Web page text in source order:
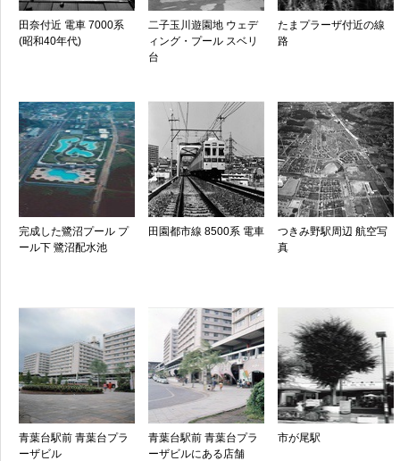
田奈付近 電車 7000系
(昭和40年代)
二子玉川遊園地 ウェデ
ィング・プール スベリ
台
たまプラーザ付近の線
路
完成した鷺沼プール プ
ール下 鷺沼配水池
田園都市線 8500系 電車
つきみ野駅周辺 航空写
真
青葉台駅前 青葉台プラ
ーザビル
青葉台駅前 青葉台プラ
ーザビルにある店舗
市が尾駅